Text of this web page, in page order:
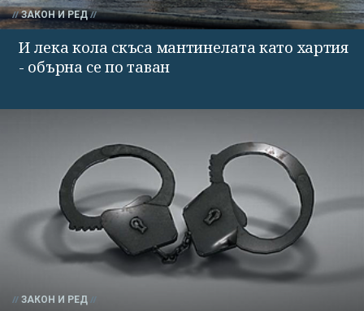
ЗАКОН И РЕД
И лека кола скъса мантинелата като хартия
- обърна се по таван
ЗАКОН И РЕД